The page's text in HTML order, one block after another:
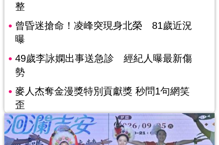
整
曾昏迷搶命！凌峰突現身北榮 81歲近況
曝
49歲李詠嫻出事送急診 經紀人曝最新傷
勢
麥人杰奪金漫獎特別貢獻獎 秒問1句網笑
歪